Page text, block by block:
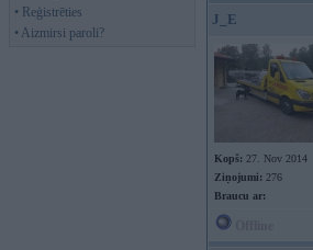
• Reģistrēties
• Aizmirsi paroli?
J_E
Kopš: 27. Nov 2014
Ziņojumi: 276
Braucu ar: